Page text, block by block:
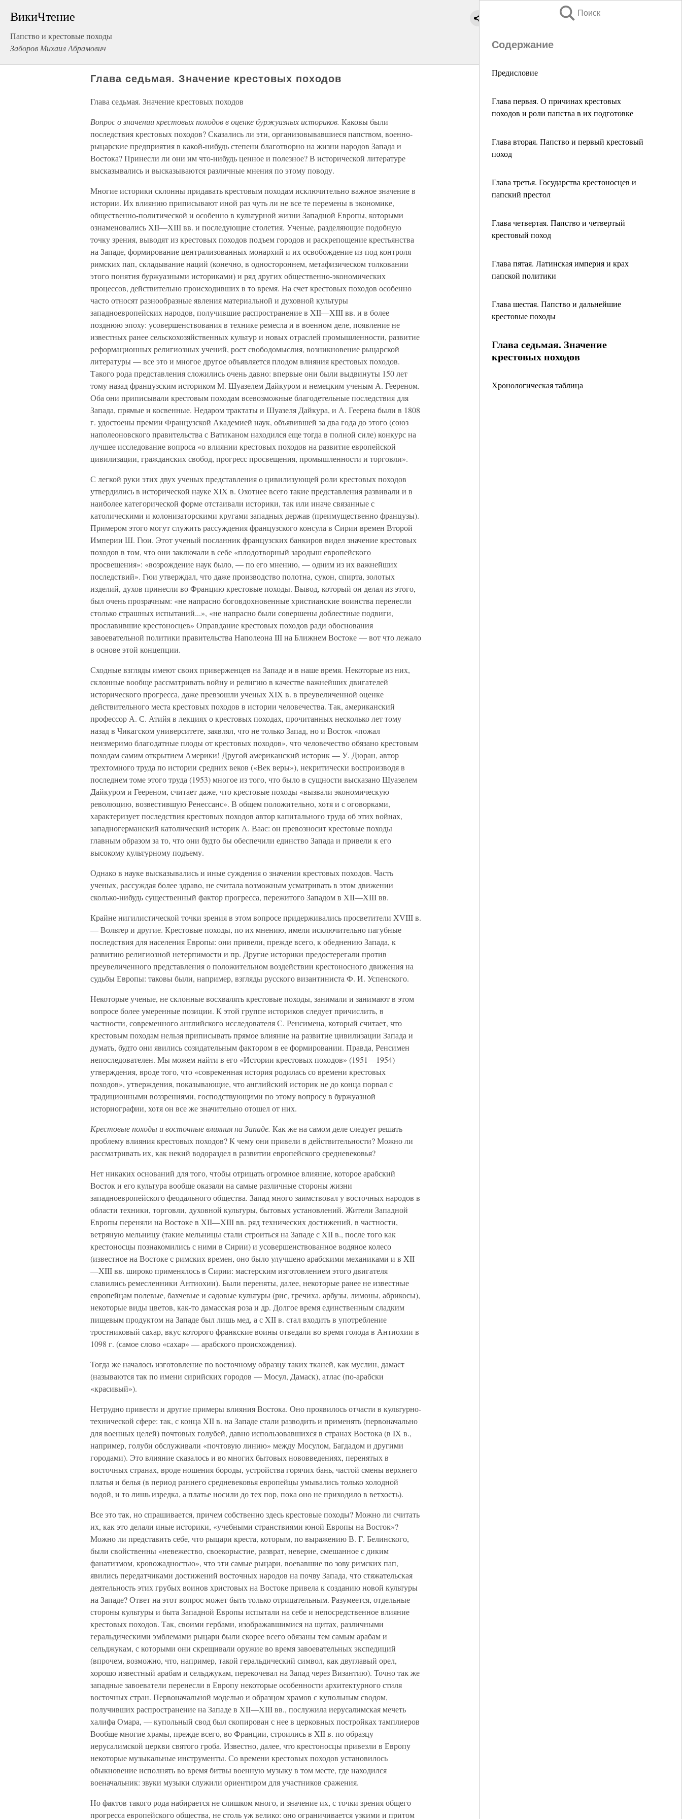
ВикиЧтение
Папство и крестовые походы
Заборов Михаил Абрамович
Поиск
Содержание
Предисловие
Глава первая. О причинах крестовых
походов и роли папства в их подготовке
Глава вторая. Папство и первый крестовый
поход
Глава третья. Государства крестоносцев и
папский престол
Глава четвертая. Папство и четвертый
крестовый поход
Глава пятая. Латинская империя и крах
папской политики
Глава шестая. Папство и дальнейшие
крестовые походы
Глава седьмая. Значение
крестовых походов
Хронологическая таблица
Глава седьмая. Значение крестовых походов
Глава седьмая. Значение крестовых походов
Вопрос о значении крестовых походов в оценке буржуазных историков. Каковы были
последствия крестовых походов? Сказались ли эти, организовывавшиеся папством, военно-
рыцарские предприятия в какой-нибудь степени благотворно на жизни народов Запада и
Востока? Принесли ли они им что-нибудь ценное и полезное? В исторической литературе
высказывались и высказываются различные мнения по этому поводу.
Многие историки склонны придавать крестовым походам исключительно важное значение в
истории. Их влиянию приписывают иной раз чуть ли не все те перемены в экономике,
общественно-политической и особенно в культурной жизни Западной Европы, которыми
ознаменовались XII—XIII вв. и последующие столетия. Ученые, разделяющие подобную
точку зрения, выводят из крестовых походов подъем городов и раскрепощение крестьянства
на Западе, формирование централизованных монархий и их освобождение из-под контроля
римских пап, складывание наций (конечно, в одностороннем, метафизическом толковании
этого понятия буржуазными историками) и ряд других общественно-экономических
процессов, действительно происходивших в то время. На счет крестовых походов особенно
часто относят разнообразные явления материальной и духовной культуры
западноевропейских народов, получившие распространение в XII—XIII вв. и в более
позднюю эпоху: усовершенствования в технике ремесла и в военном деле, появление не
известных ранее сельскохозяйственных культур и новых отраслей промышленности, развитие
реформационных религиозных учений, рост свободомыслия, возникновение рыцарской
литературы — все это и многое другое объявляется плодом влияния крестовых походов.
Такого рода представления сложились очень давно: впервые они были выдвинуты 150 лет
тому назад французским историком М. Шуазелем Дайкуром и немецким ученым А. Геереном.
Оба они приписывали крестовым походам всевозможные благодетельные последствия для
Запада, прямые и косвенные. Недаром трактаты и Шуазеля Дайкура, и А. Геерена были в 1808
г. удостоены премии Французской Академией наук, объявившей за два года до этого (союз
наполеоновского правительства с Ватиканом находился еще тогда в полной силе) конкурс на
лучшее исследование вопроса «о влиянии крестовых походов на развитие европейской
цивилизации, гражданских свобод, прогресс просвещения, промышленности и торговли».
С легкой руки этих двух ученых представления о цивилизующей роли крестовых походов
утвердились в исторической науке XIX в. Охотнее всего такие представления развивали и в
наиболее категорической форме отстаивали историки, так или иначе связанные с
католическими и колонизаторскими кругами западных держав (преимущественно французы).
Примером этого могут служить рассуждения французского консула в Сирии времен Второй
Империи Ш. Гюи. Этот ученый посланник французских банкиров видел значение крестовых
походов в том, что они заключали в себе «плодотворный зародыш европейского
просвещения»: «возрождение наук было, — по его мнению, — одним из их важнейших
последствий». Гюи утверждал, что даже производство полотна, сукон, спирта, золотых
изделий, духов принесли во Францию крестовые походы. Вывод, который он делал из этого,
был очень прозрачным: «не напрасно боговдохновенные христианские воинства перенесли
столько страшных испытаний...», «не напрасно были совершены доблестные подвиги,
прославившие крестоносцев» Оправдание крестовых походов ради обоснования
завоевательной политики правительства Наполеона III на Ближнем Востоке — вот что лежало
в основе этой концепции.
Сходные взгляды имеют своих приверженцев на Западе и в наше время. Некоторые из них,
склонные вообще рассматривать войну и религию в качестве важнейших двигателей
исторического прогресса, даже превзошли ученых XIX в. в преувеличенной оценке
действительного места крестовых походов в истории человечества. Так, американский
профессор А. С. Атийя в лекциях о крестовых походах, прочитанных несколько лет тому
назад в Чикагском университете, заявлял, что не только Запад, но и Восток «пожал
неизмеримо благодатные плоды от крестовых походов», что человечество обязано крестовым
походам самим открытием Америки! Другой американский историк — У. Дюран, автор
трехтомного труда по истории средних веков («Век веры»), некритически воспроизводя в
последнем томе этого труда (1953) многое из того, что было в сущности высказано Шуазелем
Дайкуром и Геереном, считает даже, что крестовые походы «вызвали экономическую
революцию, возвестившую Ренессанс». В общем положительно, хотя и с оговорками,
характеризует последствия крестовых походов автор капитального труда об этих войнах,
западногерманский католический историк А. Ваас: он превозносит крестовые походы
главным образом за то, что они будто бы обеспечили единство Запада и привели к его
высокому культурному подъему.
Однако в науке высказывались и иные суждения о значении крестовых походов. Часть
ученых, рассуждая более здраво, не считала возможным усматривать в этом движении
сколько-нибудь существенный фактор прогресса, пережитого Западом в XII—XIII вв.
Крайне нигилистической точки зрения в этом вопросе придерживались просветители XVIII в.
— Вольтер и другие. Крестовые походы, по их мнению, имели исключительно пагубные
последствия для населения Европы: они привели, прежде всего, к обеднению Запада, к
развитию религиозной нетерпимости и пр. Другие историки предостерегали против
преувеличенного представления о положительном воздействии крестоносного движения на
судьбы Европы: таковы были, например, взгляды русского византиниста Ф. И. Успенского.
Некоторые ученые, не склонные восхвалять крестовые походы, занимали и занимают в этом
вопросе более умеренные позиции. К этой группе историков следует причислить, в
частности, современного английского исследователя С. Ренсимена, который считает, что
крестовым походам нельзя приписывать прямое влияние на развитие цивилизации Запада и
думать, будто они явились созидательным фактором в ее формировании. Правда, Ренсимен
непоследователен. Мы можем найти в его «Истории крестовых походов» (1951—1954)
утверждения, вроде того, что «современная история родилась со времени крестовых
походов», утверждения, показывающие, что английский историк не до конца порвал с
традиционными воззрениями, господствующими по этому вопросу в буржуазной
историографии, хотя он все же значительно отошел от них.
Крестовые походы и восточные влияния на Западе. Как же на самом деле следует решать
проблему влияния крестовых походов? К чему они привели в действительности? Можно ли
рассматривать их, как некий водораздел в развитии европейского средневековья?
Нет никаких оснований для того, чтобы отрицать огромное влияние, которое арабский
Восток и его культура вообще оказали на самые различные стороны жизни
западноевропейского феодального общества. Запад много заимствовал у восточных народов в
области техники, торговли, духовной культуры, бытовых установлений. Жители Западной
Европы переняли на Востоке в XII—XIII вв. ряд технических достижений, в частности,
ветряную мельницу (такие мельницы стали строиться на Западе с XII в., после того как
крестоносцы познакомились с ними в Сирии) и усовершенствованное водяное колесо
(известное на Востоке с римских времен, оно было улучшено арабскими механиками и в XII
—XIII вв. широко применялось в Сирии: мастерским изготовлением этого двигателя
славились ремесленники Антиохии). Были переняты, далее, некоторые ранее не известные
европейцам полевые, бахчевые и садовые культуры (рис, гречиха, арбузы, лимоны, абрикосы),
некоторые виды цветов, как-то дамасская роза и др. Долгое время единственным сладким
пищевым продуктом на Западе был лишь мед, а с XII в. стал входить в употребление
тростниковый сахар, вкус которого франкские воины отведали во время голода в Антиохии в
1098 г. (самое слово «сахар» — арабского происхождения).
Тогда же началось изготовление по восточному образцу таких тканей, как муслин, дамаст
(называются так по имени сирийских городов — Мосул, Дамаск), атлас (по-арабски
«красивый»).
Нетрудно привести и другие примеры влияния Востока. Оно проявилось отчасти в культурно-
технической сфере: так, с конца XII в. на Западе стали разводить и применять (первоначально
для военных целей) почтовых голубей, давно использовавшихся в странах Востока (в IX в.,
например, голуби обслуживали «почтовую линию» между Мосулом, Багдадом и другими
городами). Это влияние сказалось и во многих бытовых нововведениях, перенятых в
восточных странах, вроде ношения бороды, устройства горячих бань, частой смены верхнего
платья и белья (в период раннего средневековья европейцы умывались только холодной
водой, и то лишь изредка, а платье носили до тех пор, пока оно не приходило в ветхость).
Все это так, но спрашивается, причем собственно здесь крестовые походы? Можно ли считать
их, как это делали иные историки, «учебными странствиями юной Европы на Восток»?
Можно ли представить себе, что рыцари креста, которым, по выражению В. Г. Белинского,
были свойственны «невежество, своекорыстие, разврат, неверие, смешанное с диким
фанатизмом, кровожадностью», что эти самые рыцари, воевавшие по зову римских пап,
явились передатчиками достижений восточных народов на почву Запада, что стяжательская
деятельность этих грубых воинов христовых на Востоке привела к созданию новой культуры
на Западе? Ответ на этот вопрос может быть только отрицательным. Разумеется, отдельные
стороны культуры и быта Западной Европы испытали на себе и непосредственное влияние
крестовых походов. Так, своими гербами, изображавшимися на щитах, различными
геральдическими эмблемами рыцари были скорее всего обязаны тем самым арабам и
сельджукам, с которыми они скрещивали оружие во время завоевательных экспедиций
(впрочем, возможно, что, например, такой геральдический символ, как двуглавый орел,
хорошо известный арабам и сельджукам, перекочевал на Запад через Византию). Точно так же
западные завоеватели перенесли в Европу некоторые особенности архитектурного стиля
восточных стран. Первоначальной моделью и образцом храмов с купольным сводом,
получивших распространение на Западе в XII—XIII вв., послужила иерусалимская мечеть
халифа Омара, — купольный свод был скопирован с нее в церковных постройках тамплиеров
Вообще многие храмы, прежде всего, во Франции, строились в XII в. по образцу
иерусалимской церкви святого гроба. Известно, далее, что крестоносцы привезли в Европу
некоторые музыкальные инструменты. Со времени крестовых походов установилось
обыкновение исполнять во время битвы военную музыку в том месте, где находился
военачальник: звуки музыки служили ориентиром для участников сражения.
Но фактов такого рода набирается не слишком много, и значение их, с точки зрения общего
прогресса европейского общества, не столь уж велико: оно ограничивается узкими и притом